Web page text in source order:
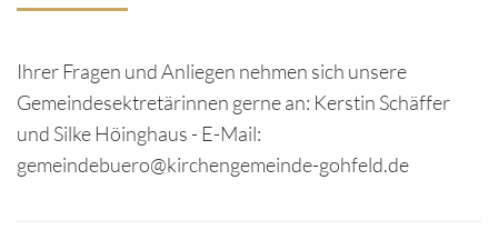
Ihrer Fragen und Anliegen nehmen sich unsere
Gemeindesektretärinnen gerne an: Kerstin Schäffer
und Silke Höinghaus - E-Mail:
gemeindebuero@kirchengemeinde-gohfeld.de